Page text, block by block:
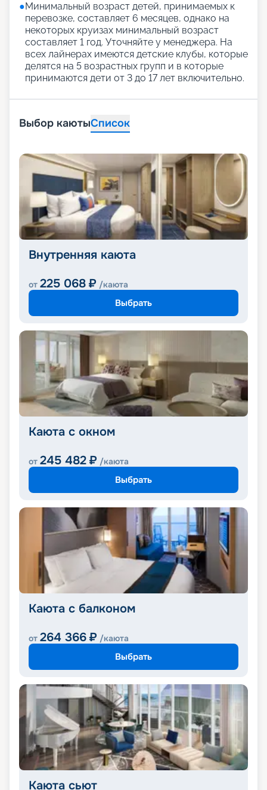
●Минимальный возраст детей, принимаемых к
перевозке, составляет 6 месяцев, однако на
некоторых круизах минимальный возраст
составляет 1 год. Уточняйте у менеджера. На
всех лайнерах имеются детские клубы, которые
делятся на 5 возрастных групп и в которые
принимаются дети от 3 до 17 лет включительно.
Выбор каютыСписок
Внутренняя каюта
от 225 068 ₽ /каюта
Выбрать
Каюта с окном
от 245 482 ₽ /каюта
Выбрать
Каюта с балконом
от 264 366 ₽ /каюта
Выбрать
Каюта сьют